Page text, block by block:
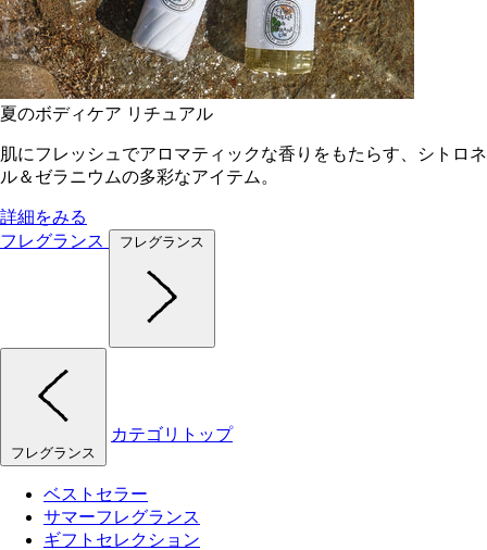
夏のボディケア リチュアル
肌にフレッシュでアロマティックな香りをもたらす、シトロネ
ル＆ゼラニウムの多彩なアイテム。
詳細をみる
フレグランス
フレグランス
フレグランス
カテゴリトップ
ベストセラー
サマーフレグランス
ギフトセレクション